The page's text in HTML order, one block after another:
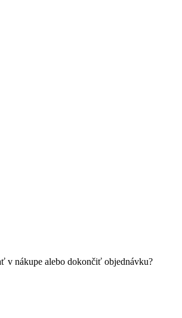
v nákupe alebo dokončiť objednávku?